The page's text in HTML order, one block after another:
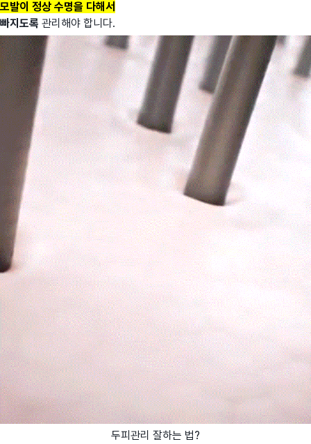
모발이 정상 수명을 다해서
빠지도록 관리해야 합니다.
두피관리 잘하는 법?